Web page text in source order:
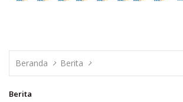
Beranda Berita
Berita